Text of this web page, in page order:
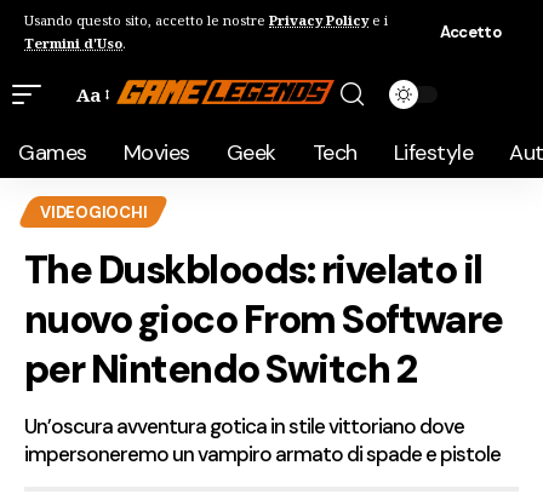
Usando questo sito, accetto le nostre Privacy Policye i
Termini d'Uso.
Accetto
Aa
Games Movies Geek Tech Lifestyle
VIDEOGIOCHI
The Duskbloods: rivelato il
nuovo gioco From Software
per Nintendo Switch 2
Un’oscura avventura gotica in stile vittoriano dove
impersoneremo un vampiro armato di spade e pistole